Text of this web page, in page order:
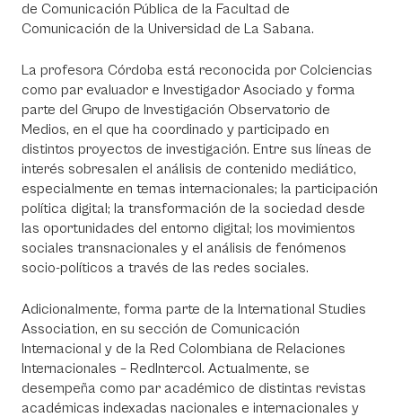
de Comunicación Pública de la Facultad de
Comunicación de la Universidad de La Sabana.
La profesora Córdoba está reconocida por Colciencias
como par evaluador e Investigador Asociado y forma
parte del Grupo de Investigación Observatorio de
Medios, en el que ha coordinado y participado en
distintos proyectos de investigación. Entre sus líneas de
interés sobresalen el análisis de contenido mediático,
especialmente en temas internacionales; la participación
política digital; la transformación de la sociedad desde
las oportunidades del entorno digital; los movimientos
sociales transnacionales y el análisis de fenómenos
socio-políticos a través de las redes sociales.
Adicionalmente, forma parte de la International Studies
Association, en su sección de Comunicación
Internacional y de la Red Colombiana de Relaciones
Internacionales – RedIntercol. Actualmente, se
desempeña como par académico de distintas revistas
académicas indexadas nacionales e internacionales y